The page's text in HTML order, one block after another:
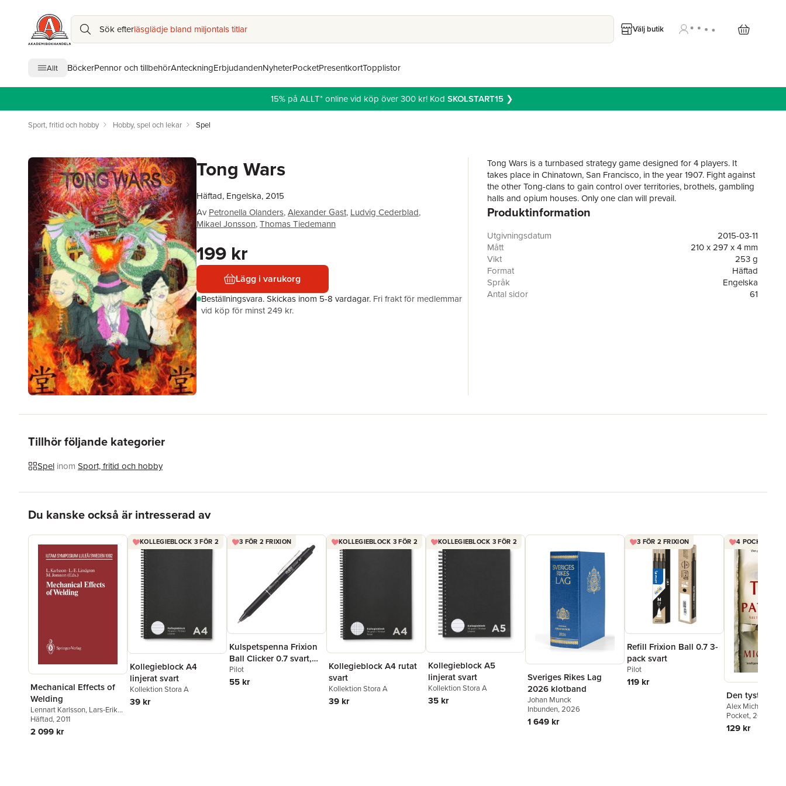
Sök efterläsglädje bland miljontals titlar Välj butik
Allt BöckerPennor och tillbehörAnteckningErbjudandenNyheterPocketPresentkortTopplistor
15% på ALLT* online vid köp över 300 kr! Kod SKOLSTART15❯
Sport, fritid och hobby Hobby, spel och lekar Spel
Tong Wars
Häftad, Engelska, 2015
Av Petronella Olanders,Alexander Gast, Ludvig Cederblad,
Mikael Jonsson,Thomas Tiedemann
199 kr
Lägg i varukorg
Beställningsvara.Skickas inom 5-8 vardagar. Fri frakt för medlemmar
vid köp för minst 249 kr.
Tong Wars is a turnbased strategy game designed for 4 players. It
takes place in Chinatown, San Francisco, in the year 1907. Fight against
the other Tong-clans to gain control over territories, brothels, gambling
halls and opium houses. Only one clan will prevail.
Produktinformation
Utgivningsdatum
2015-03-11
Mått
210 x 297 x 4 mm
Vikt
253 g
Format
Häftad
Språk
Engelska
Antal sidor
61
Tillhör följande kategorier
Spel inom Sport, fritid och hobby
Du kanske också är intresserad av
Mechanical Effects of
Welding
Lennart Karlsson, Lars-Erik
Lindgren,Mikael Jonsson
Häftad, 2011
2 099 kr
KOLLEGIEBLOCK 3 FÖR 2
Kollegieblock A4
linjerat svart
Kollektion Stora A
39 kr
3 FÖR 2 FRIXION
Kulspetspenna Frixion
Ball Clicker 0.7 svart,
raderbar
Pilot
55 kr
KOLLEGIEBLOCK 3 FÖR 2
Kollegieblock A4 rutat
svart
Kollektion Stora A
39 kr
KOLLEGIEBLOCK 3 FÖR 2
Kollegieblock A5
linjerat svart
Kollektion Stora A
35 kr
Sveriges Rikes Lag
2026 klotband
Johan Munck
Inbunden, 2026
1 649 kr
3 FÖR 2 FRIXION
Refill Frixion Ball 0.7 3-
pack svart
Pilot
119 kr
4 POCKET FÖR
Den tysta
Alex Michaelides
Pocket, 2020
129 kr